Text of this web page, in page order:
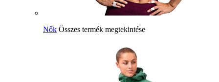
Nők Összes termék megtekintése